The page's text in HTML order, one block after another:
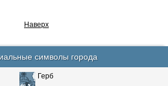
Наверх
символы города
Герб